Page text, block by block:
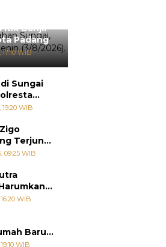
Banjir
Padang
WIB
Sungai
WIB
Terjun
09:25 WIB
WIB
Baru
Mimpi
WIB